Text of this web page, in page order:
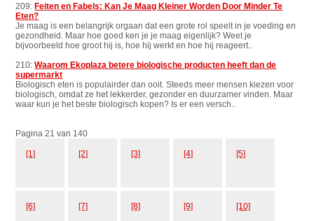
209:Feiten en Fabels: Kan Je Maag Kleiner Worden Door Minder Te
Eten?
Je maag is een belangrijk orgaan dat een grote rol speelt in je voeding en
gezondheid. Maar hoe goed ken je je maag eigenlijk? Weet je
bijvoorbeeld hoe groot hij is, hoe hij werkt en hoe hij reageert..
210:Waarom Ekoplaza betere biologische producten heeft dan de
supermarkt
Biologisch eten is populairder dan ooit. Steeds meer mensen kiezen voor
biologisch, omdat ze het lekkerder, gezonder en duurzamer vinden. Maar
waar kun je het beste biologisch kopen? Is er een versch..
Pagina 21 van 140
[1] [2] [3] [4] [5]
[6] [7] [8] [9] [10]